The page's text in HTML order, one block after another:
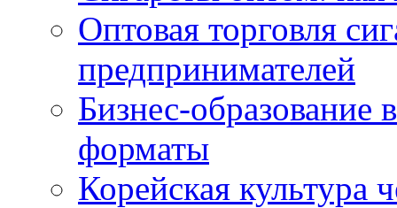
Оптовая торговля
предпринимателей
Бизнес-образование
форматы
Корейская культура